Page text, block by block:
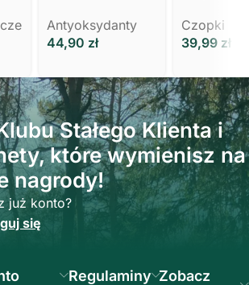
WYCIĄG Z ZIELA
RUTY
Antyoksydanty
44,90 zł
Polski
Czopki
39,99 zł
Stałego Klienta i
które wymienisz na
nagrody!
już konto?
się
Regulaminy Zobacz